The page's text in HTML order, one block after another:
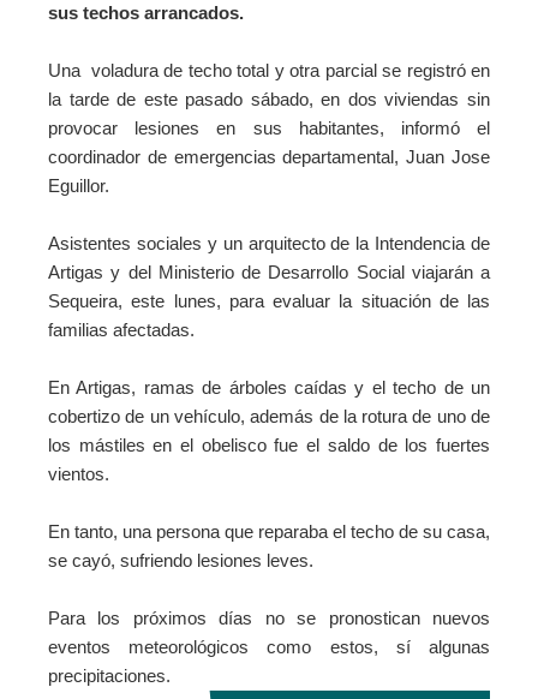
sus techos arrancados.
Una voladura de techo total y otra parcial se registró en
la tarde de este pasado sábado, en dos viviendas sin
provocar lesiones en sus habitantes, informó el
coordinador de emergencias departamental, Juan Jose
Eguillor.
Asistentes sociales y un arquitecto de la Intendencia de
Artigas y del Ministerio de Desarrollo Social viajarán a
Sequeira, este lunes, para evaluar la situación de las
familias afectadas.
En Artigas, ramas de árboles caídas y el techo de un
cobertizo de un vehículo, además de la rotura de uno de
los mástiles en el obelisco fue el saldo de los fuertes
vientos.
En tanto, una persona que reparaba el techo de su casa,
se cayó, sufriendo lesiones leves.
Para los próximos días no se pronostican nuevos
eventos meteorológicos como estos, sí algunas
precipitaciones.